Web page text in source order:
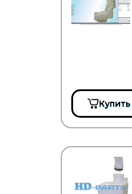
POWERMAX
SIEGEL Automotive
Купить